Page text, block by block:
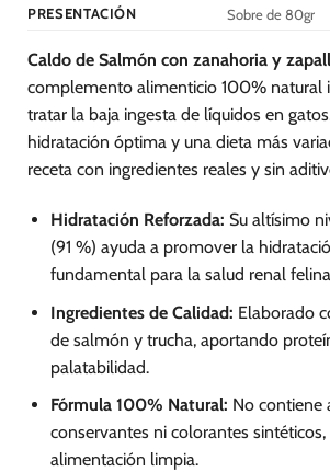
PRESENTACIÓN Sobre de 80gr
Caldo de Salmón con zanahoria y
complemento alimenticio 100% natural
tratar la baja ingesta de líquidos en
hidratación óptima y una dieta más
receta con ingredientes reales y sin
Hidratación Reforzada: Su altísimo
(91 %) ayuda a promover la
fundamental para la salud renal
Ingredientes de Calidad: Elaborado
de salmón y trucha, aportando
palatabilidad.
Fórmula 100% Natural: No contiene
conservantes ni colorantes
alimentación limpia.